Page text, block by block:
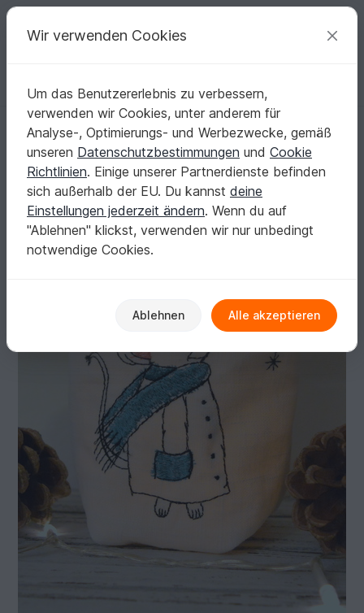
Deine kreativen Ideen
Deutsch | € (EUR) einloggen Kostenlos registrieren
Startseite Sticken Motiv - Stickdateien Tiere
Stickdatei Wintermaus Redwork verschiedene Größen SET
Stickdatei Wintermaus Redwork verschiedene
Größen SET
Wir verwenden Cookies
Um das Benutzererlebnis zu verbessern,
verwenden wir Cookies, unter anderem für
Analyse-, Optimierungs- und Werbezwecke, gemäß
unseren Datenschutzbestimmungen und Cookie
Richtlinien. Einige unserer Partnerdienste befinden
sich außerhalb der EU. Du kannst deine
Einstellungen jederzeit ändern. Wenn du auf
"Ablehnen" klickst, verwenden wir nur unbedingt
notwendige Cookies.
Ablehnen Alle akzeptieren